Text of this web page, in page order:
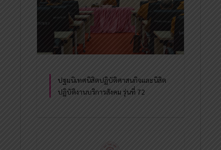
ปฐมนิเทศนิสิตปฏิบัติศาสนกิจและนิสิต
ปฏิบัติงานบริการสังคม รุ่นที่ 72